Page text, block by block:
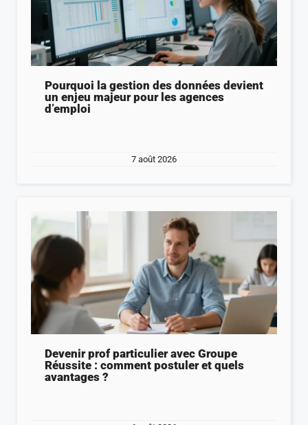
Pourquoi la gestion des données devient
un enjeu majeur pour les agences
d’emploi
7 août 2026
Devenir prof particulier avec Groupe
Réussite : comment postuler et quels
avantages ?